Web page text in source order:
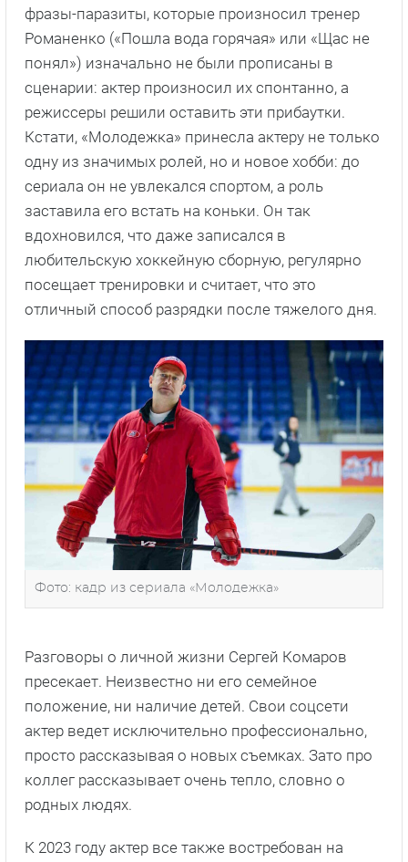
фразы-паразиты, которые произносил тренер
Романенко («Пошла вода горячая» или «Щас не
понял») изначально не были прописаны в
сценарии: актер произносил их спонтанно, а
режиссеры решили оставить эти прибаутки.
Кстати, «Молодежка» принесла актеру не только
одну из значимых ролей, но и новое хобби: до
сериала он не увлекался спортом, а роль
заставила его встать на коньки. Он так
вдохновился, что даже записался в
любительскую хоккейную сборную, регулярно
посещает тренировки и считает, что это
отличный способ разрядки после тяжелого дня.
Фото: кадр из сериала «Молодежка»
Разговоры о личной жизни Сергей Комаров
пресекает. Неизвестно ни его семейное
положение, ни наличие детей. Свои соцсети
актер ведет исключительно профессионально,
просто рассказывая о новых съемках. Зато про
коллег рассказывает очень тепло, словно о
родных людях.
К 2023 году актер все также востребован на